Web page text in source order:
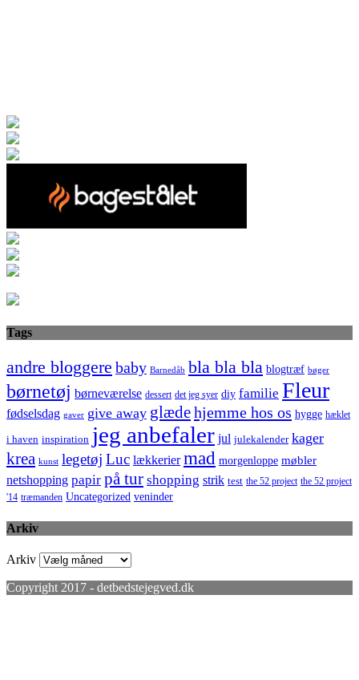
Tags
andre bloggere baby Barnedåb bla bla bla blogtræf bøger
børnetøj børneværelse dessert det jeg syer diy familie Fleur
fødselsdag gaver give away glædehjemme hos os hygge hæklet
i haven inspiration jeg anbefaler jul julekalender kager
krea kunst legetøj Luc lækkerier mad morgenloppe møbler
netshopping papir på tur shopping strik test the 52 project the 52 project
'14 træmanden Uncategorized veninder
Arkiv
Arkiv
Copyright 2017 - detbedstejegved.dk